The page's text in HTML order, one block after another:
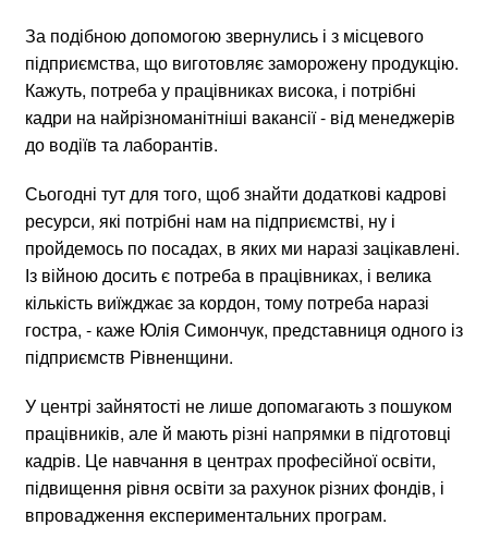
За подібною допомогою звернулись і з місцевого
підприємства, що виготовляє заморожену продукцію.
Кажуть, потреба у працівниках висока, і потрібні
кадри на найрізноманітніші вакансії - від менеджерів
до водіїв та лаборантів.
Сьогодні тут для того, щоб знайти додаткові кадрові
ресурси, які потрібні нам на підприємстві, ну і
пройдемось по посадах, в яких ми наразі зацікавлені.
Із війною досить є потреба в працівниках, і велика
кількість виїжджає за кордон, тому потреба наразі
гостра, - каже Юлія Симончук, представниця одного із
підприємств Рівненщини.
У центрі зайнятості не лише допомагають з пошуком
працівників, але й мають різні напрямки в підготовці
кадрів. Це навчання в центрах професійної освіти,
підвищення рівня освіти за рахунок різних фондів, і
впровадження експериментальних програм.